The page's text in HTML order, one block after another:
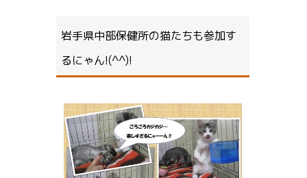
岩手県中部保健所の猫たちも参加す
るにゃん!(^^)!